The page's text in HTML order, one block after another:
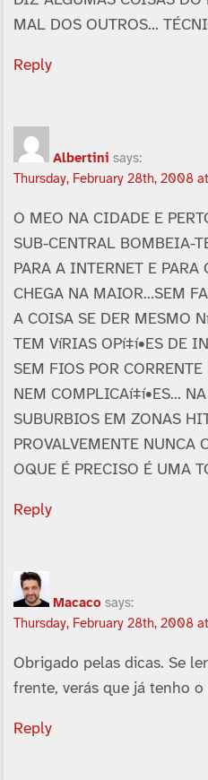
MAL DOS OUTROS…
Reply
Albertini says:
Thursday, February 28th, 2008
O MEO NA CIDADE E
SUB-CENTRAL BOMBEIA-
PARA A INTERNET E
CHEGA NA MAIOR…SEM
A COISA SE DER MESMO
TEM VíRIAS OPí‡í•ES DE
SEM FIOS POR
NEM COMPLICAí‡í•ES…
SUBURBIOS EM ZONAS
PROVALVEMENTE NUNCA
OQUE É PRECISO É UMA
Reply
Macaco says:
Thursday, February 28th, 2008
Obrigado pelas dicas. Se
frente, verás que já tenho
Reply